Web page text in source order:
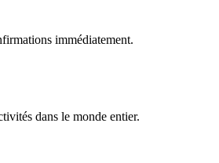
immédiatement.
dans le monde entier.